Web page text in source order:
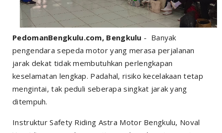
PedomanBengkulu.com, Bengkulu - Banyak
pengendara sepeda motor yang merasa perjalanan
jarak dekat tidak membutuhkan perlengkapan
keselamatan lengkap. Padahal, risiko kecelakaan tetap
mengintai, tak peduli seberapa singkat jarak yang
ditempuh.
Instruktur Safety Riding Astra Motor Bengkulu, Noval